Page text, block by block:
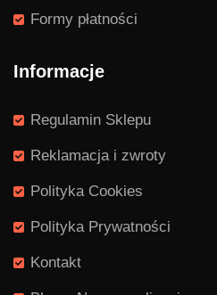
Formy płatności
Informacje
Regulamin Sklepu
Reklamacja i zwroty
Polityka Cookies
Polityka Prywatności
Kontakt